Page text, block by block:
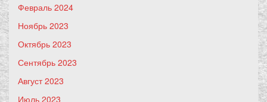
Февраль 2024
Ноябрь 2023
Октябрь 2023
Сентябрь 2023
Август 2023
Июль 2023